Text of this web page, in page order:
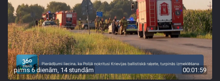
pirms 6 dienām, 14 stundām 00:01:59